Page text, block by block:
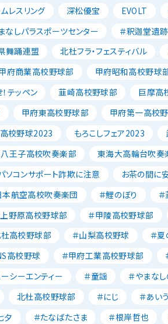
レスリング 深松優宝 EVOLT
なしパラスポーツセンター ＃釈迦堂遺
舞踊連盟 北杜フラ・フェスティバル
府商業高校野球部 甲府昭和高校野球
テッペン 韮崎高校野球部 巨摩高
甲府東高校野球部 甲府第一高校
校野球2023 もろこしフェア2023
八王子高校吹奏楽部 東海大高輪台吹奏
ソコンサポート詐欺に注意 お茶の間に
本航空高校吹奏楽団 ＃鯉のぼり
上野原高校野球部 ＃甲陵高校野球部
杜高校野球部 ＃山梨高校野球 ＃
高校野球 ＃甲府工業高校野球部
ーシーエンティー ＃童謡 ＃やまな
北杜高校野球部 ＃にじ ＃あい
夕 ＃たなばたさま ＃根岸哲也